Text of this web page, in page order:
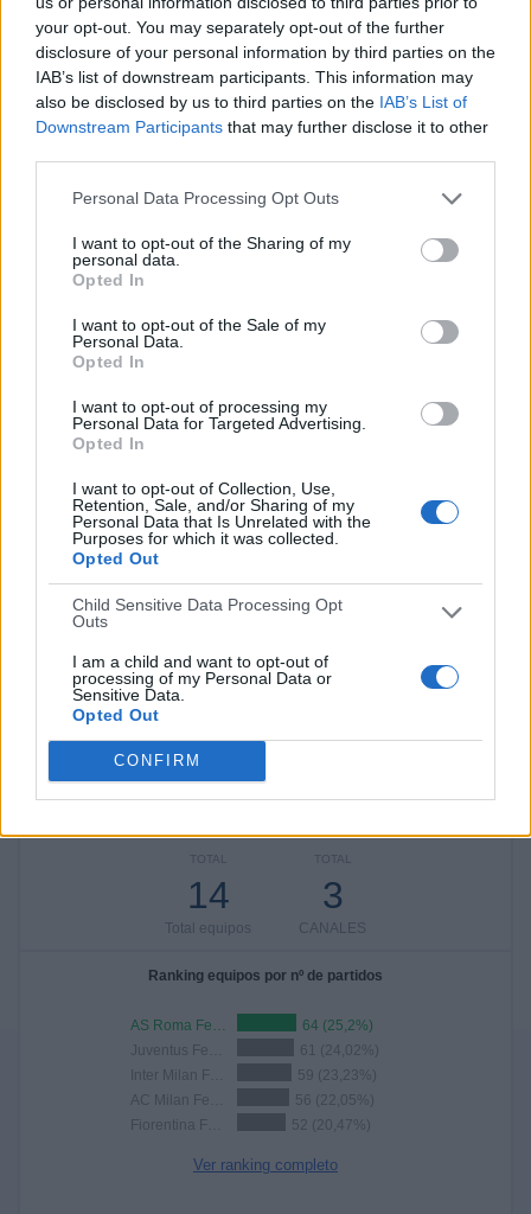
your opt-out. You may separately opt-out of the further
disclosure of your personal information by third parties on the
IAB’s list of downstream participants. This information may
also be disclosed by us to third parties on the IAB’s List of
Downstream Participants that may further disclose it to other
Personal Data Processing Opt Outs
I want to opt-out of the Sharing of my
personal data.
Opted In
I want to opt-out of the Sale of my
Personal Data.
Opted In
I want to opt-out of processing my
Personal Data for Targeted Advertising.
Opted In
I want to opt-out of Collection, Use,
Retention, Sale, and/or Sharing of my
Personal Data that Is Unrelated with the
Purposes for which it was collected.
Opted Out
Child Sensitive Data Processing Opt
Outs
I am a child and want to opt-out of
processing of my Personal Data or
Sensitive Data.
Opted Out
CONFIRM
Inter Milan Femenino - Fiorentina Femenino
5
ÚLTIMO PARTIDO EN ABIERTO
17/05/2026 Serie A Femminile por
ÚLTIMO PARTIDO DE PAGO
Parma Femminile - Inter Milan
Femenino
15/02/2026 Serie A Femminile por
DAZN
RANKING POR CANALES
DAZN
DAZN Women's Football YouTube
3 (1,18%)
Ver ranking completo
CANALES TV
DÍAS
SIN PARTIDO
GRATUÍTO
MEDIA
CANALES POR
PARTIDO
1 Canales de pago
2 Canales en abierto
TOTAL
3
CANALES
TOTAL
14
Total equipos
Ranking equipos por nº de partidos
AS Roma Femenino
64 (25,2%)
61 (24,02%)
59 (23,23%)
56 (22,05%)
52 (20,47%)
Ver ranking completo